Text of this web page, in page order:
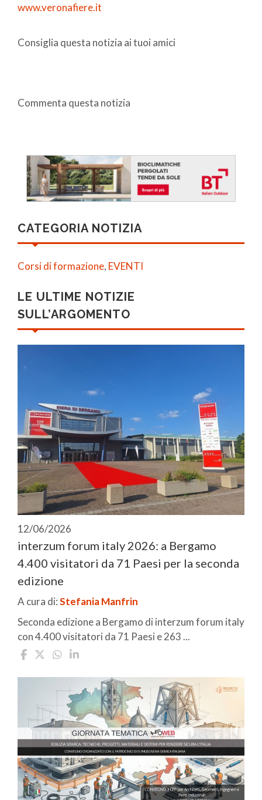
www.veronafiere.it
Consiglia questa notizia ai tuoi amici
Commenta questa notizia
CATEGORIA NOTIZIA
Corsi di formazione, EVENTI
LE ULTIME NOTIZIE
SULL’ARGOMENTO
12/06/2026
interzum forum italy 2026: a Bergamo
4.400 visitatori da 71 Paesi per la seconda
edizione
A cura di:Stefania Manfrin
Seconda edizione a Bergamo di interzum forum italy
con 4.400 visitatori da 71 Paesi e 263 ...